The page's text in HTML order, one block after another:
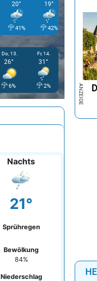
20°
41%
19°
42% 15%
Do, 13.
26°
6%
Fr, 14.
31°
2%
Nachts
21°
Sprühregen
Bewölkung
84%
Niederschlag